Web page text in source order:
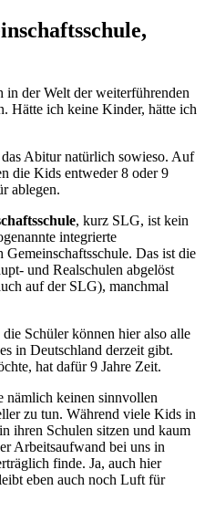
in der Welt der weiterführenden
Hätte ich keine Kinder, hätte ich
Abitur natürlich sowieso. Auf
die Kids entweder 8 oder 9
ablegen.
, kurz SLG, ist kein
integrierte
Gemeinschaftsschule. Das ist die
und Realschulen abgelöst
auf der SLG), manchmal
Schüler können hier also alle
in Deutschland derzeit gibt.
hat dafür 9 Jahre Zeit.
nämlich keinen sinnvollen
zu tun. Während viele Kids in
ihren Schulen sitzen und kaum
Arbeitsaufwand bei uns in
finde. Ja, auch hier
eben auch noch Luft für